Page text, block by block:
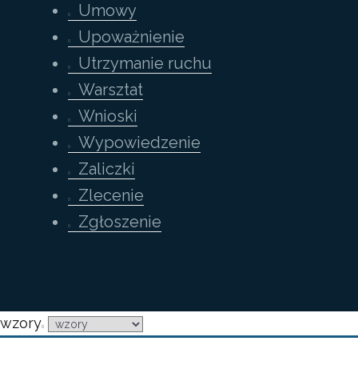
Umowy
Upoważnienie
Utrzymanie ruchu
Warsztat
Wnioski
Wypowiedzenie
Zaliczki
Zlecenie
Zgłoszenie
wzory